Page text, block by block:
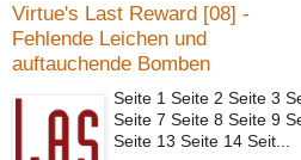
Virtue's Last Reward [08] -
Fehlende Leichen und
auftauchende Bomben
Seite 1 Seite 2 Seite 3
Seite 7 Seite 8 Seite 9
Seite 13 Seite 14 Seit...